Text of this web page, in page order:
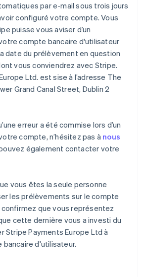
par e-mail sous trois jours
configuré votre compte. Vous
puisse vous aviser d’un
compte bancaire d'utilisateur
date du prélèvement en question
vous conviendrez avec Stripe.
Ltd. est sise à l’adresse The
Grand Canal Street, Dublin 2
erreur a été commise lors d’un
compte, n’hésitez pas à nous
également contacter votre
vous êtes la seule personne
les prélèvements sur le compte
que vous représentez
cette dernière vous a investi du
Stripe Payments Europe Ltd à
d'utilisateur.